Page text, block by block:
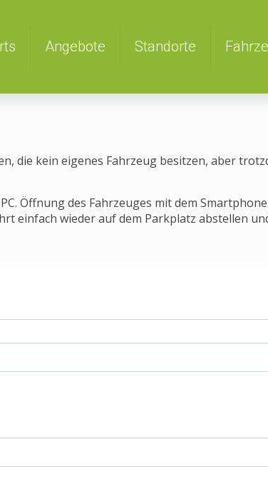
Angebote Standorte
die kein eigenes Fahrzeug besitzen, aber
Öffnung des Fahrzeuges mit dem
einfach wieder auf dem Parkplatz abstellen